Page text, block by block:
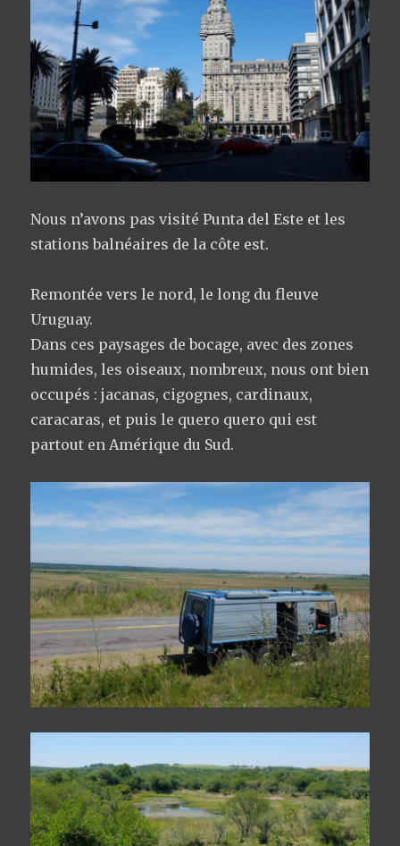
Nous n’avons pas visité Punta del Este et les
stations balnéaires de la côte est.
Remontée vers le nord, le long du fleuve
Uruguay.
Dans ces paysages de bocage, avec des zones
humides, les oiseaux, nombreux, nous ont bien
occupés : jacanas, cigognes, cardinaux,
caracaras, et puis le quero quero qui est
partout en Amérique du Sud.